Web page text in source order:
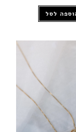
לסל